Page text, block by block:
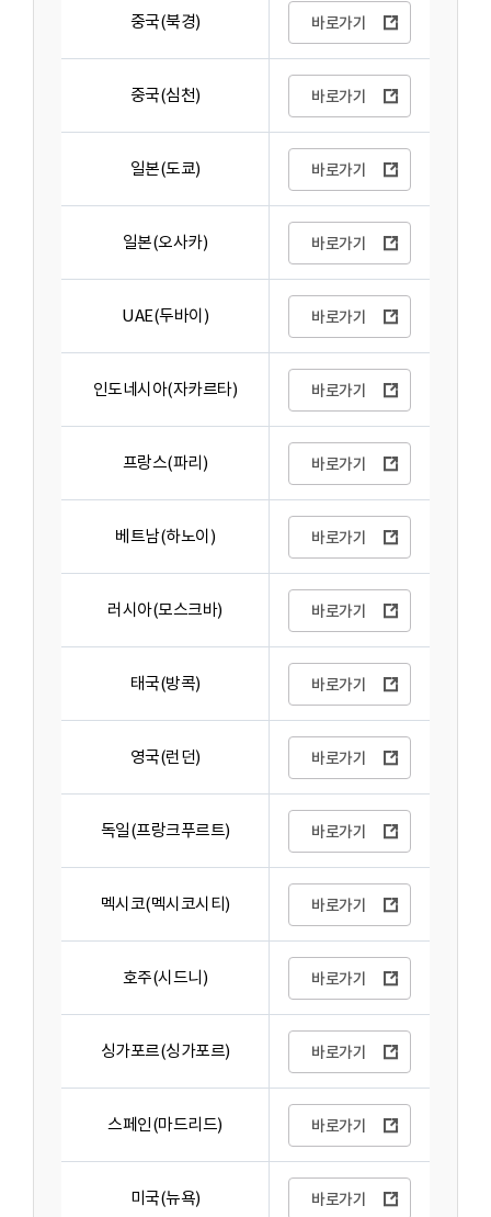
중국(북경) 바로가기
중국(심천) 바로가기
일본(도쿄) 바로가기
일본(오사카) 바로가기
UAE(두바이) 바로가기
인도네시아(자카르타) 바로가기
프랑스(파리) 바로가기
베트남(하노이) 바로가기
러시아(모스크바) 바로가기
태국(방콕) 바로가기
영국(런던) 바로가기
독일(프랑크푸르트) 바로가기
멕시코(멕시코시티) 바로가기
호주(시드니) 바로가기
싱가포르(싱가포르) 바로가기
스페인(마드리드) 바로가기
미국(뉴욕) 바로가기